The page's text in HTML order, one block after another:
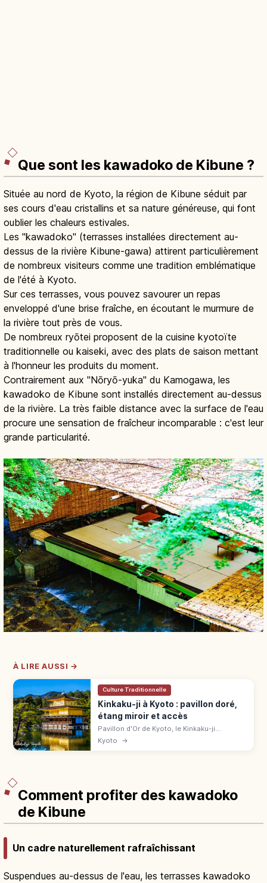
Que sont les kawadoko de Kibune ?
Située au nord de Kyoto, la région de Kibune séduit par
ses cours d'eau cristallins et sa nature généreuse, qui font
oublier les chaleurs estivales.
Les "kawadoko" (terrasses installées directement au-
dessus de la rivière Kibune-gawa) attirent particulièrement
de nombreux visiteurs comme une tradition emblématique
de l'été à Kyoto.
Sur ces terrasses, vous pouvez savourer un repas
enveloppé d'une brise fraîche, en écoutant le murmure de
la rivière tout près de vous.
De nombreux ryōtei proposent de la cuisine kyotoïte
traditionnelle ou kaiseki, avec des plats de saison mettant
à l'honneur les produits du moment.
Contrairement aux "Nōryō-yuka" du Kamogawa, les
kawadoko de Kibune sont installés directement au-dessus
de la rivière. La très faible distance avec la surface de l'eau
procure une sensation de fraîcheur incomparable : c'est leur
grande particularité.
À LIRE AUSSI →
Culture Traditionnelle
Kinkaku-ji à Kyoto : pavillon doré,
étang miroir et accès
Pavillon d'Or de Kyoto, le Kinkaku-ji
(UNESCO) éblouit avec ses 3 étages dorés
reflétés dans l'étang. Tarifs, horaires, accès
Kyoto →
Comment profiter des kawadoko
de Kibune
Un cadre naturellement rafraîchissant
Suspendues au-dessus de l'eau, les terrasses kawadoko